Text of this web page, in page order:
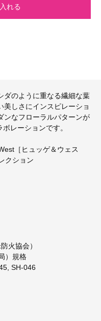
れる
ダのように重なる繊細な葉
美しさにインスピレーショ
ンなフローラルパターンが
レーションです。
［ヒュッゲ＆ウェス
クション
火協会）
）規格
SH-046